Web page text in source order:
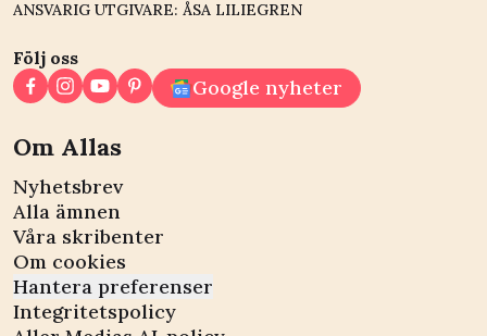
ANSVARIG UTGIVARE: ÅSA LILIEGREN
Följ oss
Google nyheter
Om Allas
Nyhetsbrev
Alla ämnen
Våra skribenter
Om cookies
Hantera preferenser
Integritetspolicy